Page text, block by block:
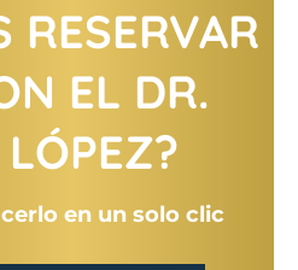
RESERVAR
EL DR.
en un solo clic